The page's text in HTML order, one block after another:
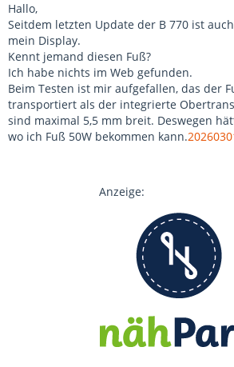
Hallo,
Seitdem letzten Update der B 770 ist
mein Display.
Kennt jemand diesen Fuß?
Ich habe nichts im Web gefunden.
Beim Testen ist mir aufgefallen, das der
transportiert als der integrierte
sind maximal 5,5 mm breit. Deswegen
wo ich Fuß 50W bekommen kann.
Anzeige: